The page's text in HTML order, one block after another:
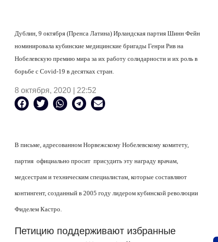
Дублин, 9 октября (Пренса Латина) Ирландская партия Шинн Фейн
номинировала кубинские медицинские бригады Генри Рив на
Нобелевскую премию мира за их работу солидарности и их роль в
борьбе с Covid-19 в десятках стран.
8 октября, 2020 | 22:52
В письме, адресованном Норвежскому Нобелевскому комитету,
партия официально просит присудить эту награду врачам,
медсестрам и техническим специалистам, которые составляют
контингент, созданный в 2005 году лидером кубинской революции
Фиделем Кастро.
Петицию поддерживают избранные